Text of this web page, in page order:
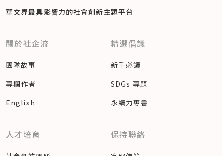
華文界最具影響力的社會創新主題平台
關於社企流
團隊故事
專欄作者
English
精選倡議
新手必讀
SDGs 專題
永續力專書
人才培育 保持聯絡